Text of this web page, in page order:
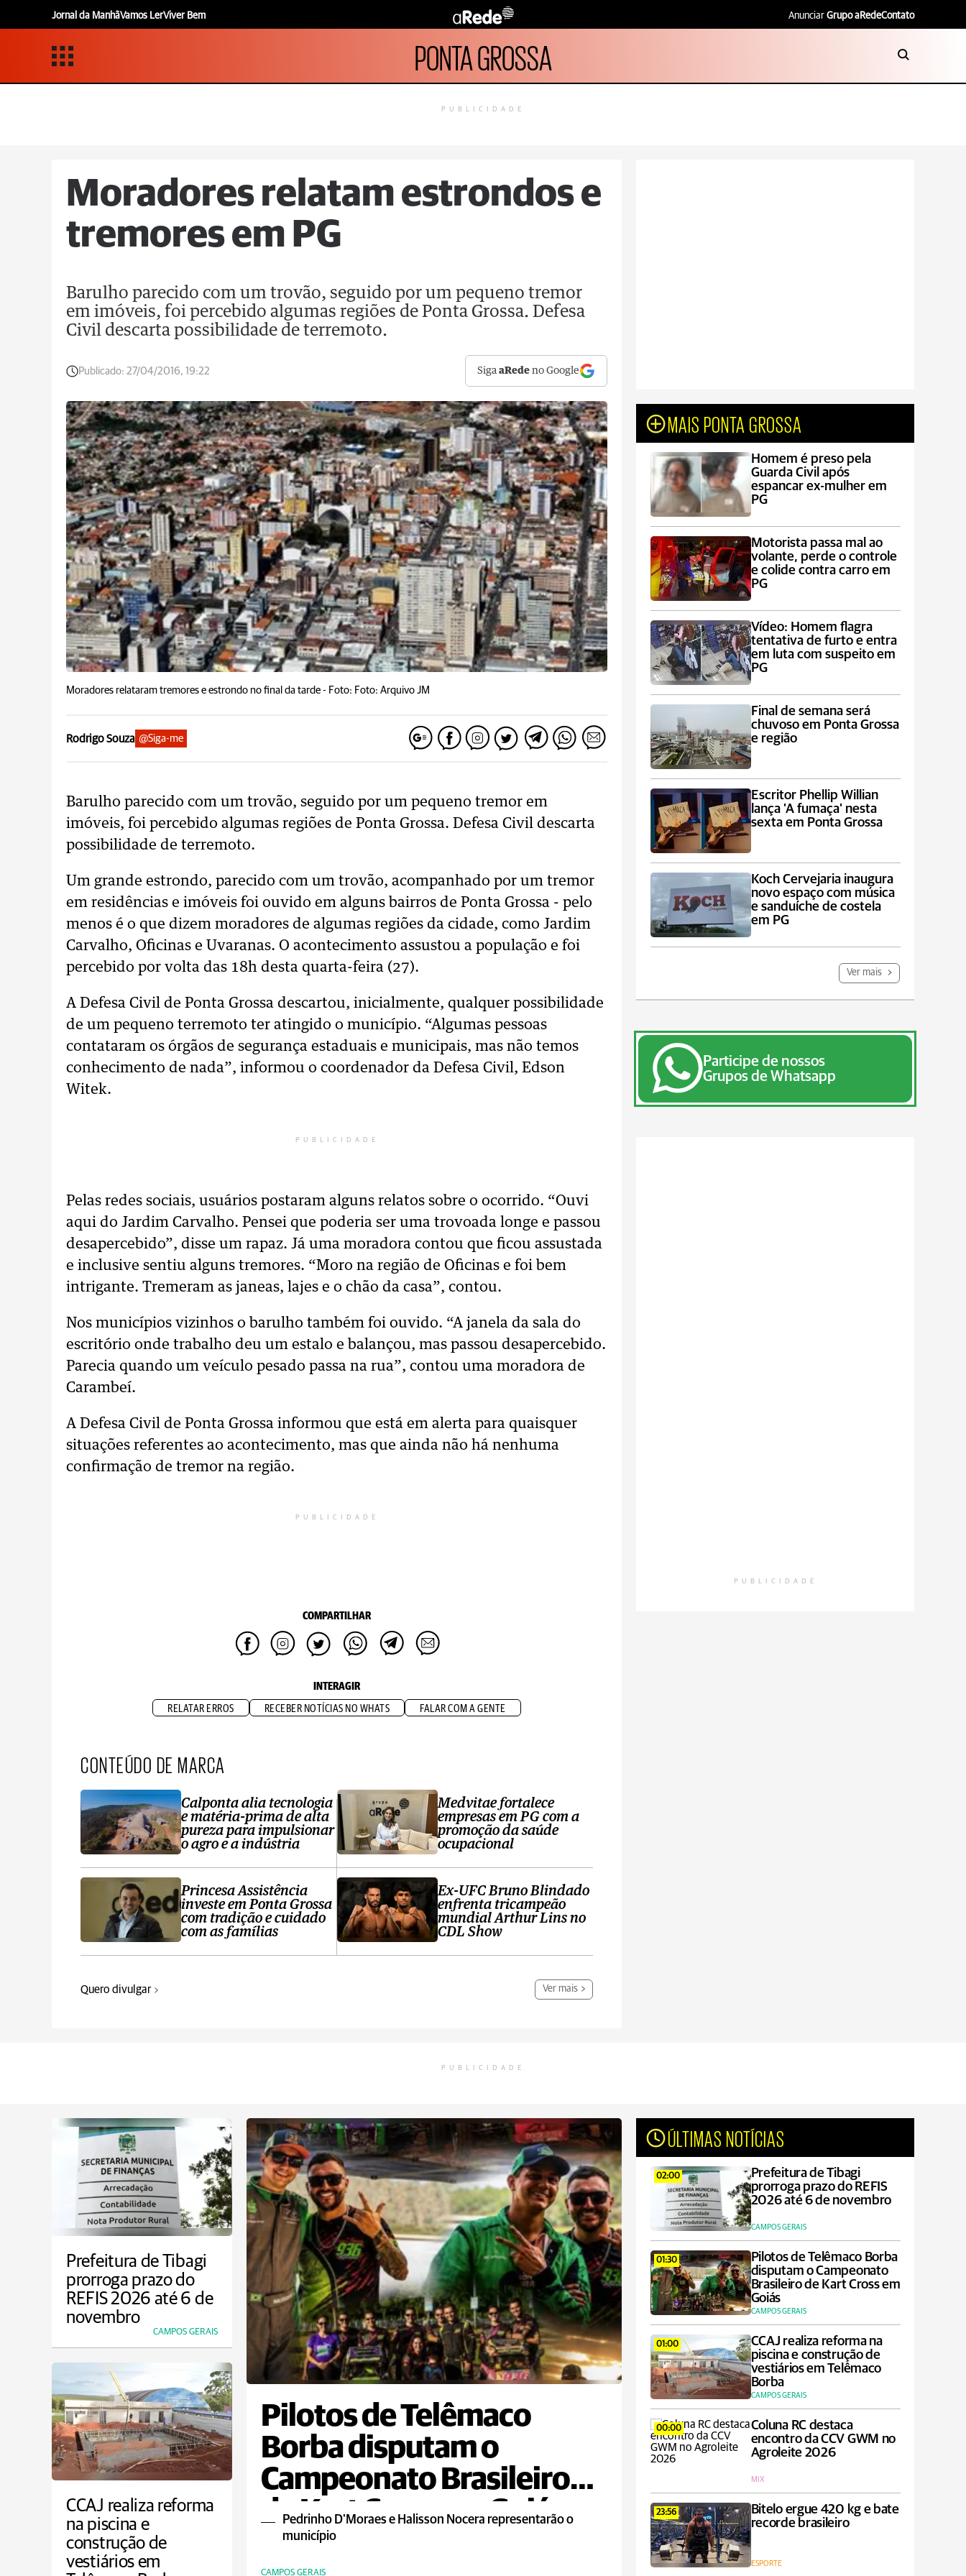
Jornal da ManhãVamos LerViver Bem Anunciar Grupo aRedeContato
PONTA GROSSA
PUBLICIDADE
Moradores relatam estrondos e
tremores em PG
Barulho parecido com um trovão, seguido por um pequeno tremor
em imóveis, foi percebido algumas regiões de Ponta Grossa. Defesa
Civil descarta possibilidade de terremoto.
Publicado: 27/04/2016, 19:22 SigaaRede no Google
Moradores relataram tremores e estrondo no final da tarde - Foto: Foto: Arquivo JM
Rodrigo Souza @Siga-me
Barulho parecido com um trovão, seguido por um pequeno tremor em
imóveis, foi percebido algumas regiões de Ponta Grossa. Defesa Civil descarta
possibilidade de terremoto.
Um grande estrondo, parecido com um trovão, acompanhado por um tremor
em residências e imóveis foi ouvido em alguns bairros de Ponta Grossa - pelo
menos é o que dizem moradores de algumas regiões da cidade, como Jardim
Carvalho, Oficinas e Uvaranas. O acontecimento assustou a população e foi
percebido por volta das 18h desta quarta-feira (27).
A Defesa Civil de Ponta Grossa descartou, inicialmente, qualquer possibilidade
de um pequeno terremoto ter atingido o município. “Algumas pessoas
contataram os órgãos de segurança estaduais e municipais, mas não temos
conhecimento de nada”, informou o coordenador da Defesa Civil, Edson
Witek.
PUBLICIDADE
Pelas redes sociais, usuários postaram alguns relatos sobre o ocorrido. “Ouvi
aqui do Jardim Carvalho. Pensei que poderia ser uma trovoada longe e passou
desapercebido”, disse um rapaz. Já uma moradora contou que ficou assustada
e inclusive sentiu alguns tremores. “Moro na região de Oficinas e foi bem
intrigante. Tremeram as janeas, lajes e o chão da casa”, contou.
Nos municípios vizinhos o barulho também foi ouvido. “A janela da sala do
escritório onde trabalho deu um estalo e balançou, mas passou desapercebido.
Parecia quando um veículo pesado passa na rua”, contou uma moradora de
Carambeí.
A Defesa Civil de Ponta Grossa informou que está em alerta para quaisquer
situações referentes ao acontecimento, mas que ainda não há nenhuma
confirmação de tremor na região.
PUBLICIDADE
COMPARTILHAR
INTERAGIR
RELATAR ERROS RECEBER NOTÍCIAS NO WHATS FALAR COM A GENTE
CONTEÚDO DE MARCA
Calponta alia tecnologia
e matéria-prima de alta
pureza para impulsionar
o agro e a indústria
Princesa Assistência
investe em Ponta Grossa
com tradição e cuidado
com as famílias
Medvitae fortalece
empresas em PG com a
promoção da saúde
ocupacional
Ex-UFC Bruno Blindado
enfrenta tricampeão
mundial Arthur Lins no
CDL Show
Quero divulgar Ver mais
MAIS PONTA GROSSA
Homem é preso pela
Guarda Civil após
espancar ex-mulher em
PG
Motorista passa mal ao
volante, perde o controle
e colide contra carro em
PG
Vídeo: Homem flagra
tentativa de furto e entra
em luta com suspeito em
PG
Final de semana será
chuvoso em Ponta Grossa
e região
Escritor Phellip Willian
lança 'A fumaça' nesta
sexta em Ponta Grossa
Koch Cervejaria inaugura
novo espaço com música
e sanduíche de costela
em PG
Ver mais
Participe de nossos
Grupos de Whatsapp
PUBLICIDADE
PUBLICIDADE
Prefeitura de Tibagi
prorroga prazo do
REFIS 2026 até 6 de
novembro
CAMPOS GERAIS
Pilotos de Telêmaco
Borba disputam o
Campeonato Brasileiro
de Kart Cross em Goiás
Pedrinho D'Moraes e Halisson Nocera representarão o
município
CAMPOS GERAIS
ÚLTIMAS NOTÍCIAS
02:00
Prefeitura de Tibagi
prorroga prazo do REFIS
2026 até 6 de novembro
CAMPOS GERAIS
01:30
Pilotos de Telêmaco Borba
disputam o Campeonato
Brasileiro de Kart Cross em
Goiás
CAMPOS GERAIS
01:00
CCAJ realiza reforma na
piscina e construção de
vestiários em Telêmaco
Borba
CAMPOS GERAIS
00:00
Coluna RC destaca
encontro da CCV GWM no
Agroleite 2026
MIX
23:56
Bitelo ergue 420 kg e bate
recorde brasileiro
ESPORTE
CCAJ realiza reforma
na piscina e
construção de
vestiários em